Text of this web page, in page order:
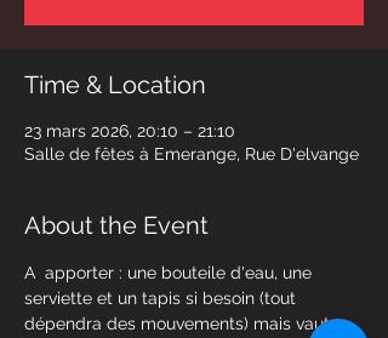
Time & Location
23 mars 2026, 20:10 – 21:10
Salle de fêtes à Emerange, Rue D'elvange
About the Event
A  apporter : une bouteile d'eau, une
serviette et un tapis si besoin (tout
dépendra des mouvements) mais vaut